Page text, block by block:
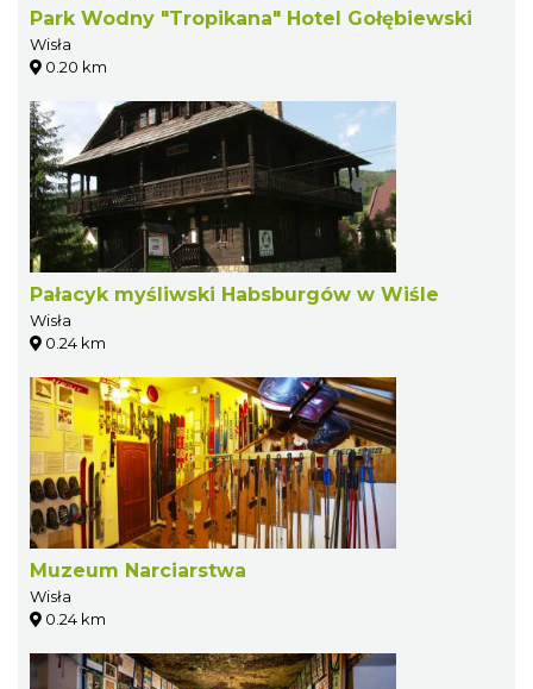
Park Wodny "Tropikana" Hotel Gołębiewski
Wisła
0.20 km
Pałacyk myśliwski Habsburgów w Wiśle
Wisła
0.24 km
Muzeum Narciarstwa
Wisła
0.24 km